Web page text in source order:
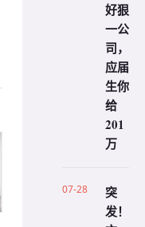
好狠
一公
司，
应届
生你
给
201
万
07-28
突
发！